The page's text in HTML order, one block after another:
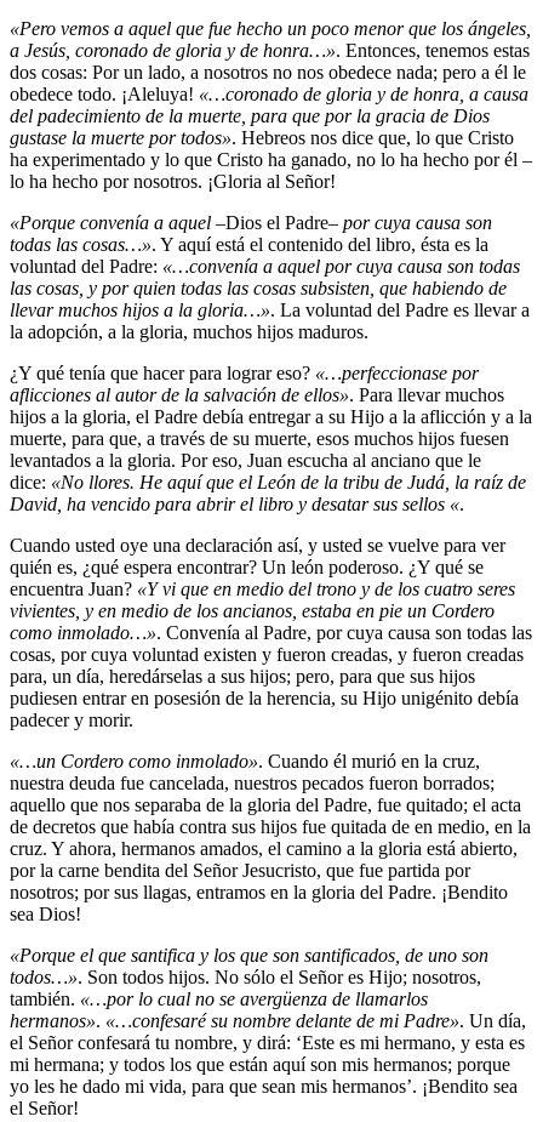
«Pero vemos a aquel que fue hecho un poco menor que los ángeles,
a Jesús, coronado de gloria y de honra…». Entonces, tenemos estas
dos cosas: Por un lado, a nosotros no nos obedece nada; pero a él le
obedece todo. ¡Aleluya! «…coronado de gloria y de honra, a causa
del padecimiento de la muerte, para que por la gracia de Dios
gustase la muerte por todos». Hebreos nos dice que, lo que Cristo
ha experimentado y lo que Cristo ha ganado, no lo ha hecho por él –
lo ha hecho por nosotros. ¡Gloria al Señor!
«Porque convenía a aquel –Dios el Padre– por cuya causa son
todas las cosas…». Y aquí está el contenido del libro, ésta es la
voluntad del Padre: «…convenía a aquel por cuya causa son todas
las cosas, y por quien todas las cosas subsisten, que habiendo de
llevar muchos hijos a la gloria…». La voluntad del Padre es llevar a
la adopción, a la gloria, muchos hijos maduros.
¿Y qué tenía que hacer para lograr eso? «…perfeccionase por
aflicciones al autor de la salvación de ellos». Para llevar muchos
hijos a la gloria, el Padre debía entregar a su Hijo a la aflicción y a la
muerte, para que, a través de su muerte, esos muchos hijos fuesen
levantados a la gloria. Por eso, Juan escucha al anciano que le
dice: «No llores. He aquí que el León de la tribu de Judá, la raíz de
David, ha vencido para abrir el libro y desatar sus sellos «.
Cuando usted oye una declaración así, y usted se vuelve para ver
quién es, ¿qué espera encontrar? Un león poderoso. ¿Y qué se
encuentra Juan? «Y vi que en medio del trono y de los cuatro seres
vivientes, y en medio de los ancianos, estaba en pie un Cordero
como inmolado…». Convenía al Padre, por cuya causa son todas las
cosas, por cuya voluntad existen y fueron creadas, y fueron creadas
para, un día, heredárselas a sus hijos; pero, para que sus hijos
pudiesen entrar en posesión de la herencia, su Hijo unigénito debía
padecer y morir.
«…un Cordero como inmolado». Cuando él murió en la cruz,
nuestra deuda fue cancelada, nuestros pecados fueron borrados;
aquello que nos separaba de la gloria del Padre, fue quitado; el acta
de decretos que había contra sus hijos fue quitada de en medio, en la
cruz. Y ahora, hermanos amados, el camino a la gloria está abierto,
por la carne bendita del Señor Jesucristo, que fue partida por
nosotros; por sus llagas, entramos en la gloria del Padre. ¡Bendito
sea Dios!
«Porque el que santifica y los que son santificados, de uno son
todos…». Son todos hijos. No sólo el Señor es Hijo; nosotros,
también. «…por lo cual no se avergüenza de llamarlos
hermanos». «…confesaré su nombre delante de mi Padre». Un día,
el Señor confesará tu nombre, y dirá: ‘Este es mi hermano, y esta es
mi hermana; y todos los que están aquí son mis hermanos; porque
yo les he dado mi vida, para que sean mis hermanos’. ¡Bendito sea
el Señor!